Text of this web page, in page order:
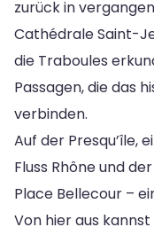
zurück in
Cathédrale Saint-
die Traboules
Passagen, die das
verbinden.
Auf der Presqu’île,
Fluss Rhône und
Place Bellecour –
Von hier aus